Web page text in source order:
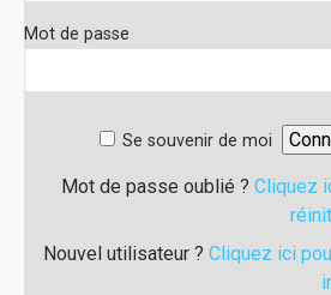
Mot de passe
Se souvenir de moi
Mot de passe oublié ? Cliquez
Nouvel utilisateur ? Cliquez ici